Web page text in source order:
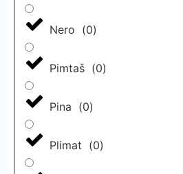
Nero (0)
Pimtaš (0)
Pina (0)
Plimat (0)